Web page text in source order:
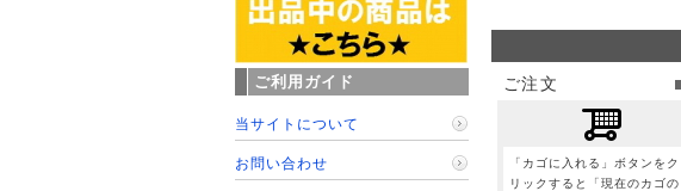
ご注文
「カゴに入れる」ボタンをク
リックすると「現在のカゴの
ご利用ガイド
当サイトについて
お問い合わせ